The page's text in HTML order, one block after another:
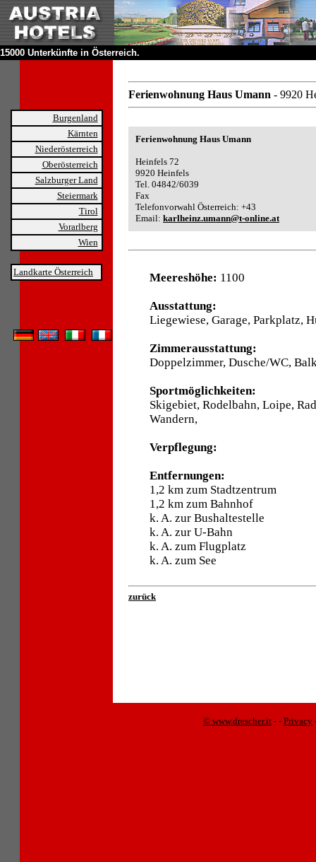
15000 Unterkünfte in Österreich.
Burgenland
Kärnten
Niederösterreich
Oberösterreich
Salzburger Land
Steiermark
Tirol
Vorarlberg
Wien
Landkarte Österreich
Ferienwohnung Haus Umann - 9920
Ferienwohnung Haus Umann
Heinfels 72
9920 Heinfels
Tel. 04842/6039
Fax
Telefonvorwahl Österreich: +43
Email: karlheinz.umann@t-online.at
Meereshöhe: 1100
Ausstattung:
Liegewiese, Garage, Parkplatz,
Zimmerausstattung:
Doppelzimmer, Dusche/WC,
Sportmöglichkeiten:
Skigebiet, Rodelbahn, Loipe,
Wandern,
Verpflegung:
Entfernungen:
1,2 km zum Stadtzentrum
1,2 km zum Bahnhof
k. A. zur Bushaltestelle
k. A. zur U-Bahn
k. A. zum Flugplatz
k. A. zum See
zurück
© www.drescher.it - - Privacy